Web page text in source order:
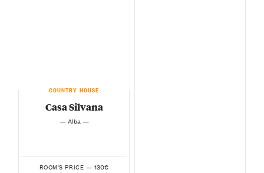
COUNTRY HOUSE
Casa Silvana
— Alba —
ROOM'S PRICE — 130€